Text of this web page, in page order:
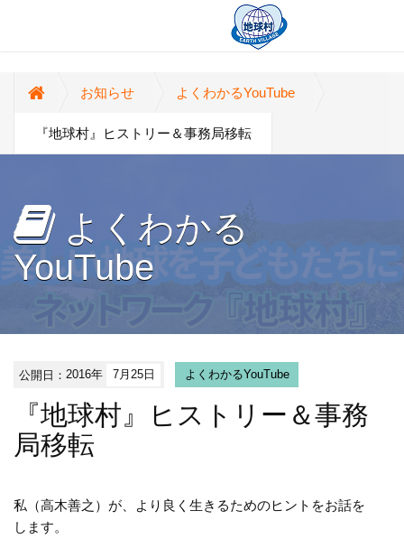
お知らせ よくわかるYouTube
『地球村』ヒストリー＆事務局移転
よくわかる
YouTube
公開日：2016年 7月25日 よくわかるYouTube
『地球村』ヒストリー＆事務
局移転
私（高木善之）が、より良く生きるためのヒントをお話を
します。